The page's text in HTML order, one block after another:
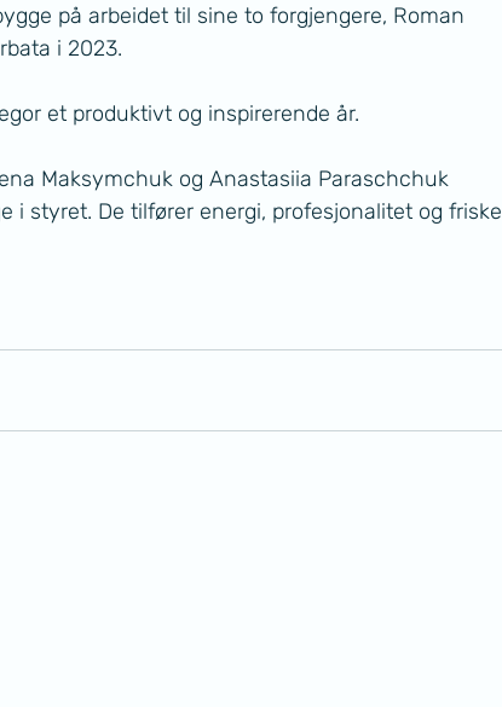
på arbeidet til sine to forgjengere, Roman
i 2023.
et produktivt og inspirerende år.
Maksymchuk og Anastasiia Paraschchuk
i styret. De tilfører energi, profesjonalitet og friske